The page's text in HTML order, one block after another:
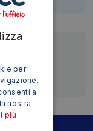
per
a
nostra
più